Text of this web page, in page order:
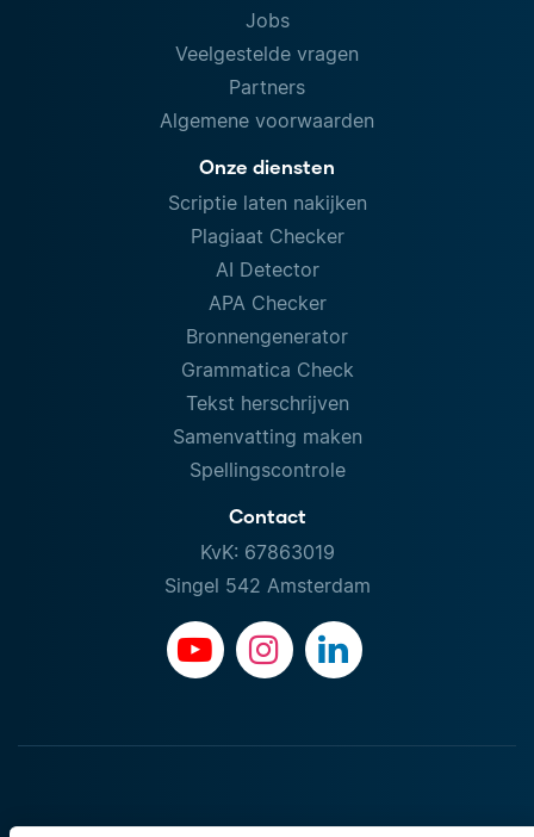
Jobs
Veelgestelde vragen
Partners
Algemene voorwaarden
Onze diensten
Scriptie laten nakijken
Plagiaat Checker
AI Detector
APA Checker
Bronnengenerator
Grammatica Check
Tekst herschrijven
Samenvatting maken
Spellingscontrole
Contact
KvK: 67863019
Singel 542 Amsterdam